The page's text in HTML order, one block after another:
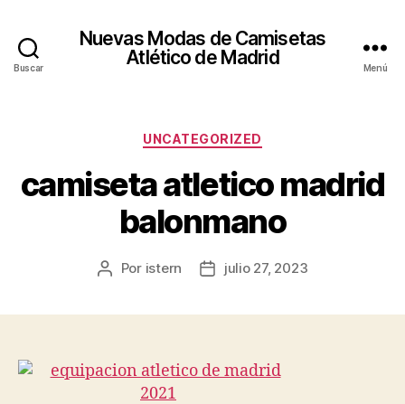
Buscar
Nuevas Modas de Camisetas
Atlético de Madrid
Menú
Categorías
UNCATEGORIZED
camiseta atletico madrid
balonmano
Autor
Por istern
Fechajulio 27, 2023